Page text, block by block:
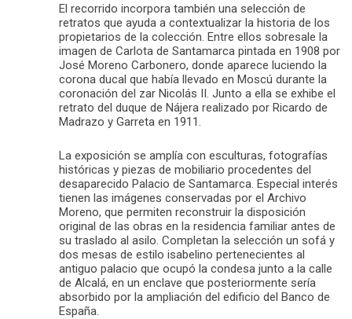
El recorrido incorpora también una selección de
retratos que ayuda a contextualizar la historia de los
propietarios de la colección. Entre ellos sobresale la
imagen de Carlota de Santamarca pintada en 1908 por
José Moreno Carbonero, donde aparece luciendo la
corona ducal que había llevado en Moscú durante la
coronación del zar Nicolás II. Junto a ella se exhibe el
retrato del duque de Nájera realizado por Ricardo de
Madrazo y Garreta en 1911.
La exposición se amplía con esculturas, fotografías
históricas y piezas de mobiliario procedentes del
desaparecido Palacio de Santamarca. Especial interés
tienen las imágenes conservadas por el Archivo
Moreno, que permiten reconstruir la disposición
original de las obras en la residencia familiar antes de
su traslado al asilo. Completan la selección un sofá y
dos mesas de estilo isabelino pertenecientes al
antiguo palacio que ocupó la condesa junto a la calle
de Alcalá, en un enclave que posteriormente sería
absorbido por la ampliación del edificio del Banco de
España.